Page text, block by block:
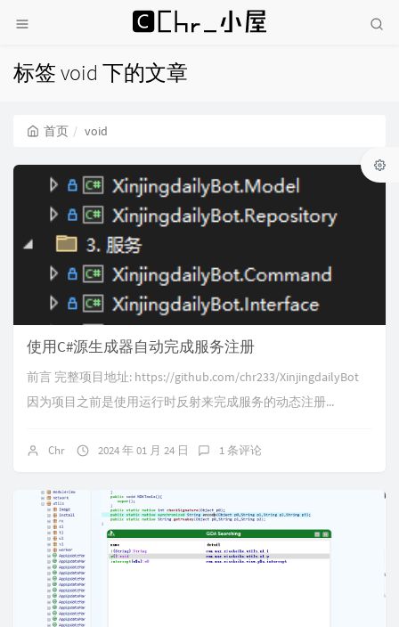
标签 void 下的文章
首页 void
使用C#源生成器自动完成服务注册
前言 完整项目地址: https://github.com/chr233/XinjingdailyBot
因为项目之前是使用运行时反射来完成服务的动态注册...
Chr 2024 年 01 月 24 日 1 条评论